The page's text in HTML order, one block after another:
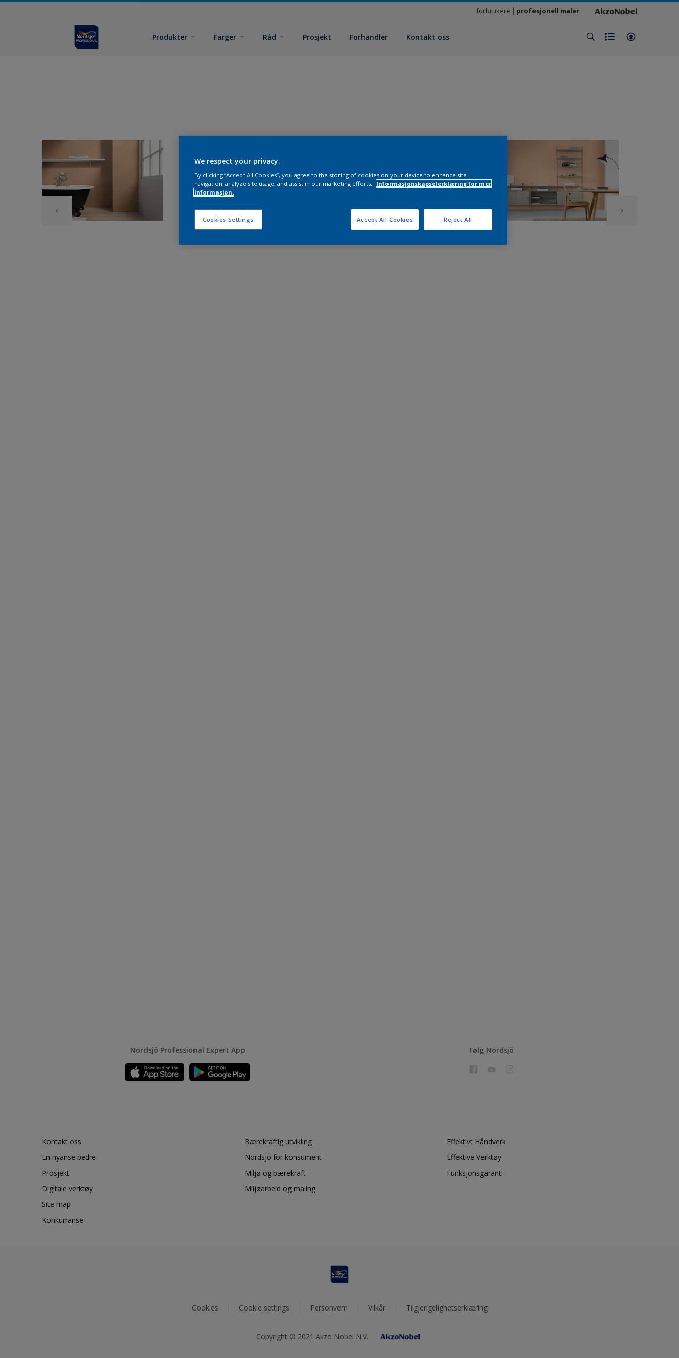
forbrukere profesjonell maler
Produkter Farger Råd Prosjekt Forhandler Kontakt oss
Nordsjö Professional Expert App Følg Nordsjö
Kontakt oss
En nyanse bedre
Prosjekt
Digitale verktøy
Site map
Konkurranse
Bærekraftig utvikling
Nordsjö for konsument
Miljø og bærekraft
Miljøarbeid og maling
Effektivt Håndverk
Effektive Verktøy
Funksjonsgaranti
Cookies Cookie settings Personvern Vilkår Tilgjengelighetserklæring
Copyright © 2021 Akzo Nobel N.V.
We respect your privacy.
By clicking “Accept All Cookies”, you agree to the storing of cookies on your device to enhance site
navigation, analyze site usage, and assist in our marketing efforts.
Informasjonskapselerklæring for mer
informasjon.
Cookies Settings Reject All
Accept All Cookies